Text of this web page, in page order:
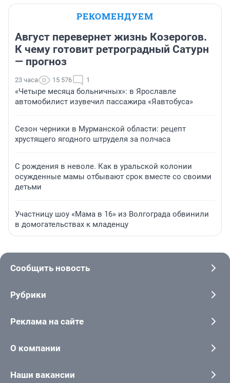
РЕКОМЕНДУЕМ
Август перевернет жизнь Козерогов.
К чему готовит ретроградный Сатурн
— прогноз
23 часа 15 576 1
«Четыре месяца больничных»: в Ярославле
автомобилист изувечил пассажира «Яавтобуса»
Сезон черники в Мурманской области: рецепт
хрустящего ягодного штруделя за полчаса
С рождения в неволе. Как в уральской колонии
осужденные мамы отбывают срок вместе со своими
детьми
Участницу шоу «Мама в 16» из Волгограда обвинили
в домогательствах к младенцу
Сообщить новость
Рубрики
Реклама на сайте
О компании
Наши вакансии